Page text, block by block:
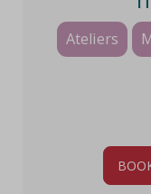
Ateliers